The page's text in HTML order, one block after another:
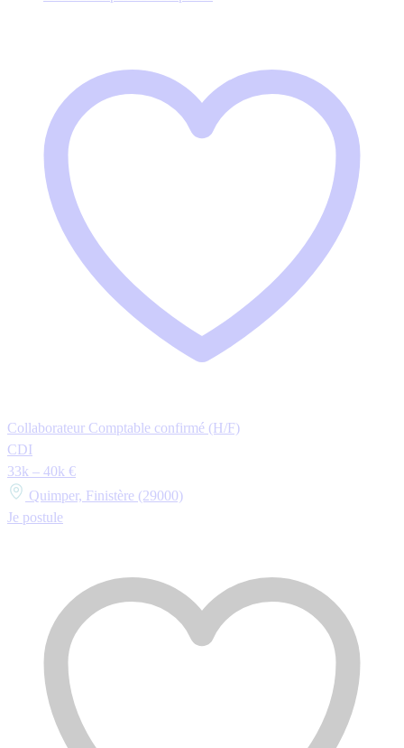
Collaborateur Comptable confirmé (H/F)
CDI
33k – 40k €
Quimper, Finistère (29000)
Je postule